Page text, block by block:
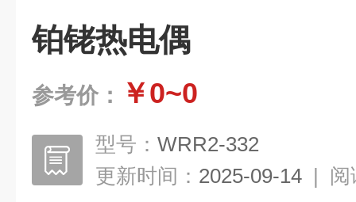
铂铑热电偶
参考价： ￥0~0
型号： WRR2-332
更新时间： 2025-09-14 | 阅